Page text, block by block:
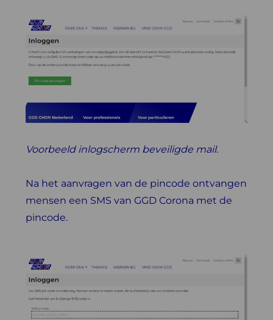
Voorbeeld inlogscherm beveiligde mail.
Na het aanvragen van de pincode ontvangen
mensen een SMS van GGD Corona met de
pincode.